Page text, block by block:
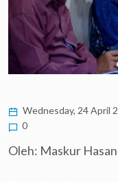
Wednesday, 24 April
0
Oleh: Maskur Hasan